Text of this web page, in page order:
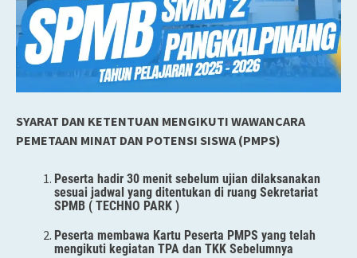
SYARAT DAN KETENTUAN MENGIKUTI WAWANCARA
PEMETAAN MINAT DAN POTENSI SISWA (PMPS)
Peserta hadir 30 menit sebelum ujian dilaksanakan
sesuai jadwal yang ditentukan di ruang Sekretariat
SPMB ( TECHNO PARK )
Peserta membawa Kartu Peserta PMPS yang telah
mengikuti kegiatan TPA dan TKK Sebelumnya